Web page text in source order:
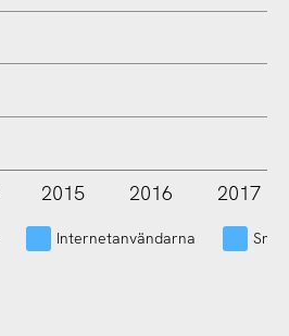
2015 2016 2017
Internetanvändarna